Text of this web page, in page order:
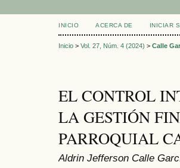
INICIO ACERCA DE INICIAR
Inicio > Vol. 27, Núm. 4 (2024) > Calle
EL CONTROL
LA GESTIÓN
PARROQUIAL
Aldrin Jefferson Calle